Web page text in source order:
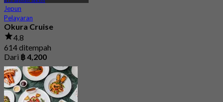
Jepun
Pelayaran
Okura Cruise
4.8
614 ditempah
Dari ฿ 4,200